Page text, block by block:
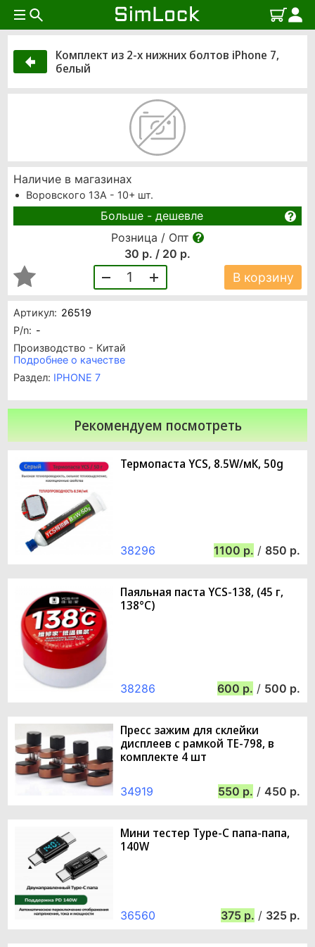
Комплект из 2-х нижних болтов iPhone 7,
белый
Артикул: 26519
P/n: -
Производство - Китай
Подробнее о качестве
Раздел: IPHONE 7
Наличие в магазинах
Воровского 13А - 10+ шт.
Больше - дешевле
Розница / Опт
30 р. / 20 р.
1 В корзину
Рекомендуем посмотреть
Термопаста YCS, 8.5W/мК, 50g
38296 1100 / 850
Паяльная паста YCS-138, (45 г,
138°C)
38286 600 / 500
Пресс зажим для склейки
дисплеев с рамкой TE-798, в
комплекте 4 шт
34919 550 / 450
Мини тестер Type-C папа-папа,
140W
36560 375 / 325